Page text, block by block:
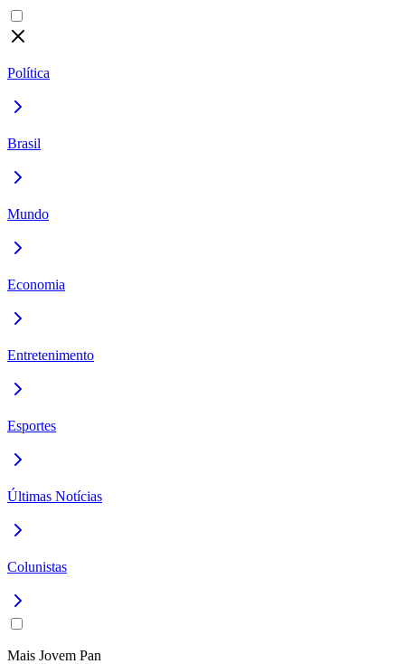
Política
Brasil
Mundo
Economia
Entretenimento
Esportes
Últimas Notícias
Colunistas
Mais Jovem Pan